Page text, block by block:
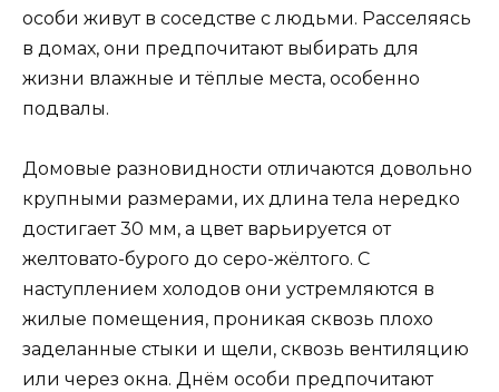
особи живут в соседстве с людьми. Расселяясь
в домах, они предпочитают выбирать для
жизни влажные и тёплые места, особенно
подвалы.
Домовые разновидности отличаются довольно
крупными размерами, их длина тела нередко
достигает 30 мм, а цвет варьируется от
желтовато-бурого до серо-жёлтого. С
наступлением холодов они устремляются в
жилые помещения, проникая сквозь плохо
заделанные стыки и щели, сквозь вентиляцию
или через окна. Днём особи предпочитают